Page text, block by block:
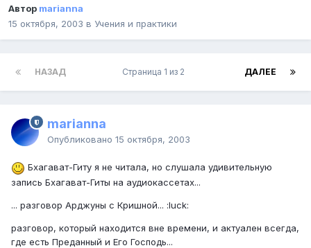
Автор marianna
15 октября, 2003 в Учения и практики
НАЗАД ДАЛЕЕ
Страница 1 из 2
marianna
Опубликовано 15 октября, 2003
Бхагават-Гиту я не читала, но слушала удивительную
запись Бхагават-Гиты на аудиокассетах...
... разговор Арджуны с Кришной... :luck:
разговор, который находится вне времени, и актуален всегда,
где есть Преданный и Его Господь...